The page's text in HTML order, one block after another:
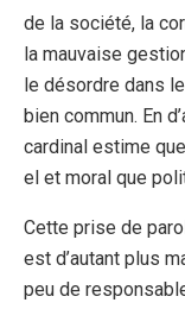
de la société, la
la mauvaise
le désordre dans
bien commun. En
cardinal estime
el et moral que
Cette prise de
est d’autant plus
peu de